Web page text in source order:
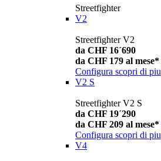
Streetfighter
V2
Streetfighter V2
da CHF 16´690
da CHF 179 al mese*
Configura scopri di piu
V2 S
Streetfighter V2 S
da CHF 19´290
da CHF 209 al mese*
Configura scopri di piu
V4